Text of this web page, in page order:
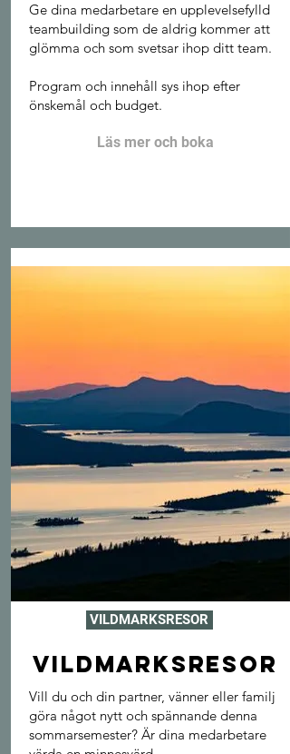
Ge dina medarbetare en upplevelsefylld
teambuilding som de aldrig kommer att
glömma och som svetsar ihop ditt team.
Program och innehåll sys ihop efter
önskemål och budget.
Läs mer och boka
VILDMARKSRESOR
VILDMARKSRESOR
Vill du och din partner, vänner eller familj
göra något nytt och spännande denna
sommarsemester? Är dina medarbetare